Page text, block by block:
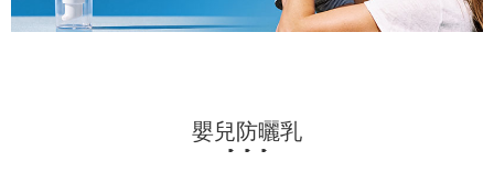
嬰兒防曬乳